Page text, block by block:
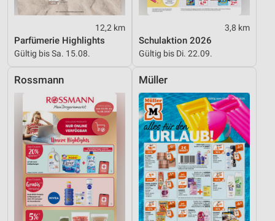
12,2 km
Parfümerie Highlights
Gültig bis Sa. 15.08.
3,8 km
Schulaktion 2026
Gültig bis Di. 22.09.
Rossmann Müller